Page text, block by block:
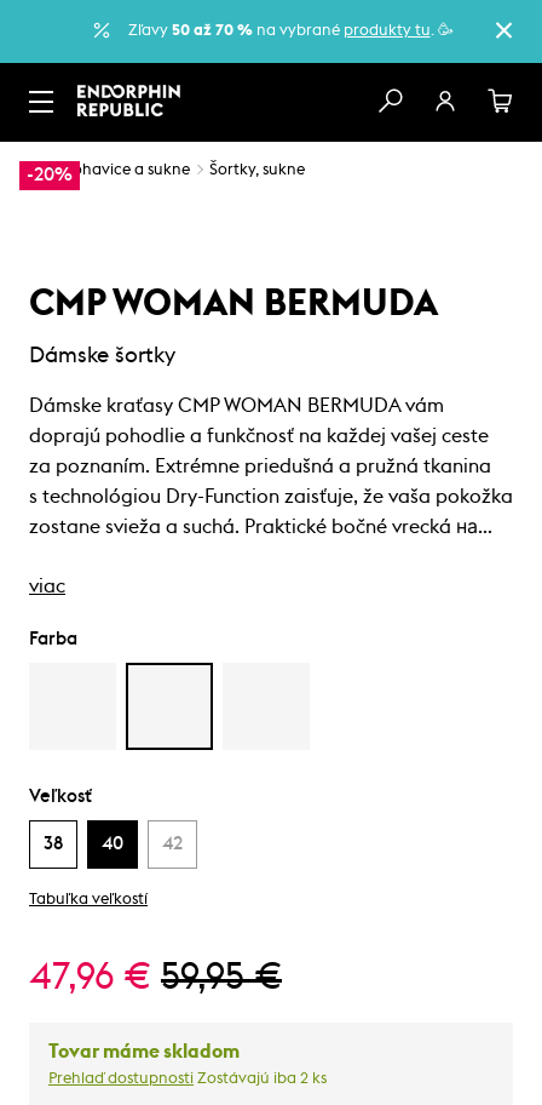
Zľavy 50 až 70 %na vybrané produkty tu. 🥳
-20%
… Nohavice a sukne Šortky, sukne
CMP WOMAN BERMUDA
Dámske šortky
Dámske kraťasy CMP WOMAN BERMUDA vám
doprajú pohodlie a funkčnosť na každej vašej ceste
za poznaním. Extrémne priedušná a pružná tkanina
s technológiou Dry-Function zaisťuje, že vaša pokožka
zostane svieža a suchá. Praktické bočné vrecká на…
viac
Farba
Veľkosť
38 40 42
Tabuľka veľkostí
47,96 € 59,95 €
Tovar máme skladom
Prehlaď dostupnosti Zostávajú iba 2 ks